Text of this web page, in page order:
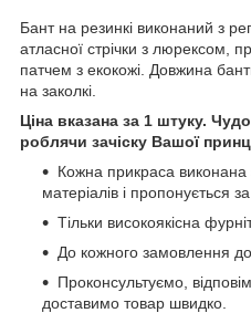
Бант на резинкі виконаний з
атласної стрічки з люрексом,
патчем з екокожі. Довжина
на заколкі.
Ціна вказана за 1 штуку.
роблячи зачіску Вашої
Кожна прикраса виконана
матеріалів і пропонується
Тільки високоякісна
До кожного замовлення
Проконсультуємо,
доставимо товар швидко.